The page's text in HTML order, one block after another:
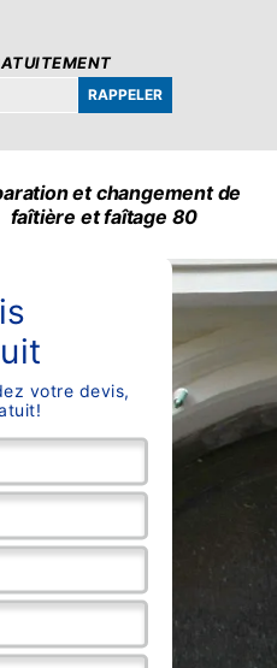
et changement de
faîtière et faîtage 80
votre devis,